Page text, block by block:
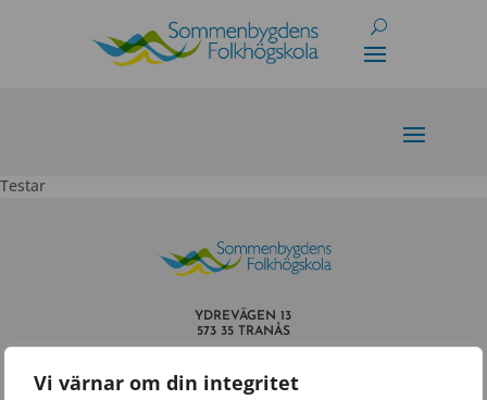
Vi värnar om din integritet
Testar
YDREVÄGEN 13
573 35 TRANÅS
TEL.0140 – 659 60